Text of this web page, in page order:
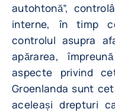
autohtonă”,
interne, în timp
controlul asupra
apărarea,
aspecte privind
Groenlanda sunt
aceleași drepturi